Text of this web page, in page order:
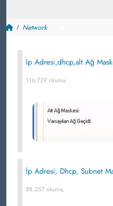
Network
Ip Adresi,dhcp,alt Ağ
116,739 okuma,
İp Adresi, Dhcp, Subnet
88,257 okuma,